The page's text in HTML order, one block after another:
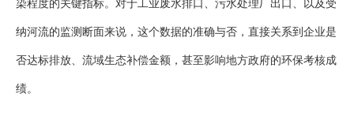
染程度的关键指标。对于工业废水排口、污水处理厂出口、以及受
纳河流的监测断面来说，这个数据的准确与否，直接关系到企业是
否达标排放、流域生态补偿金额，甚至影响地方政府的环保考核成
绩。